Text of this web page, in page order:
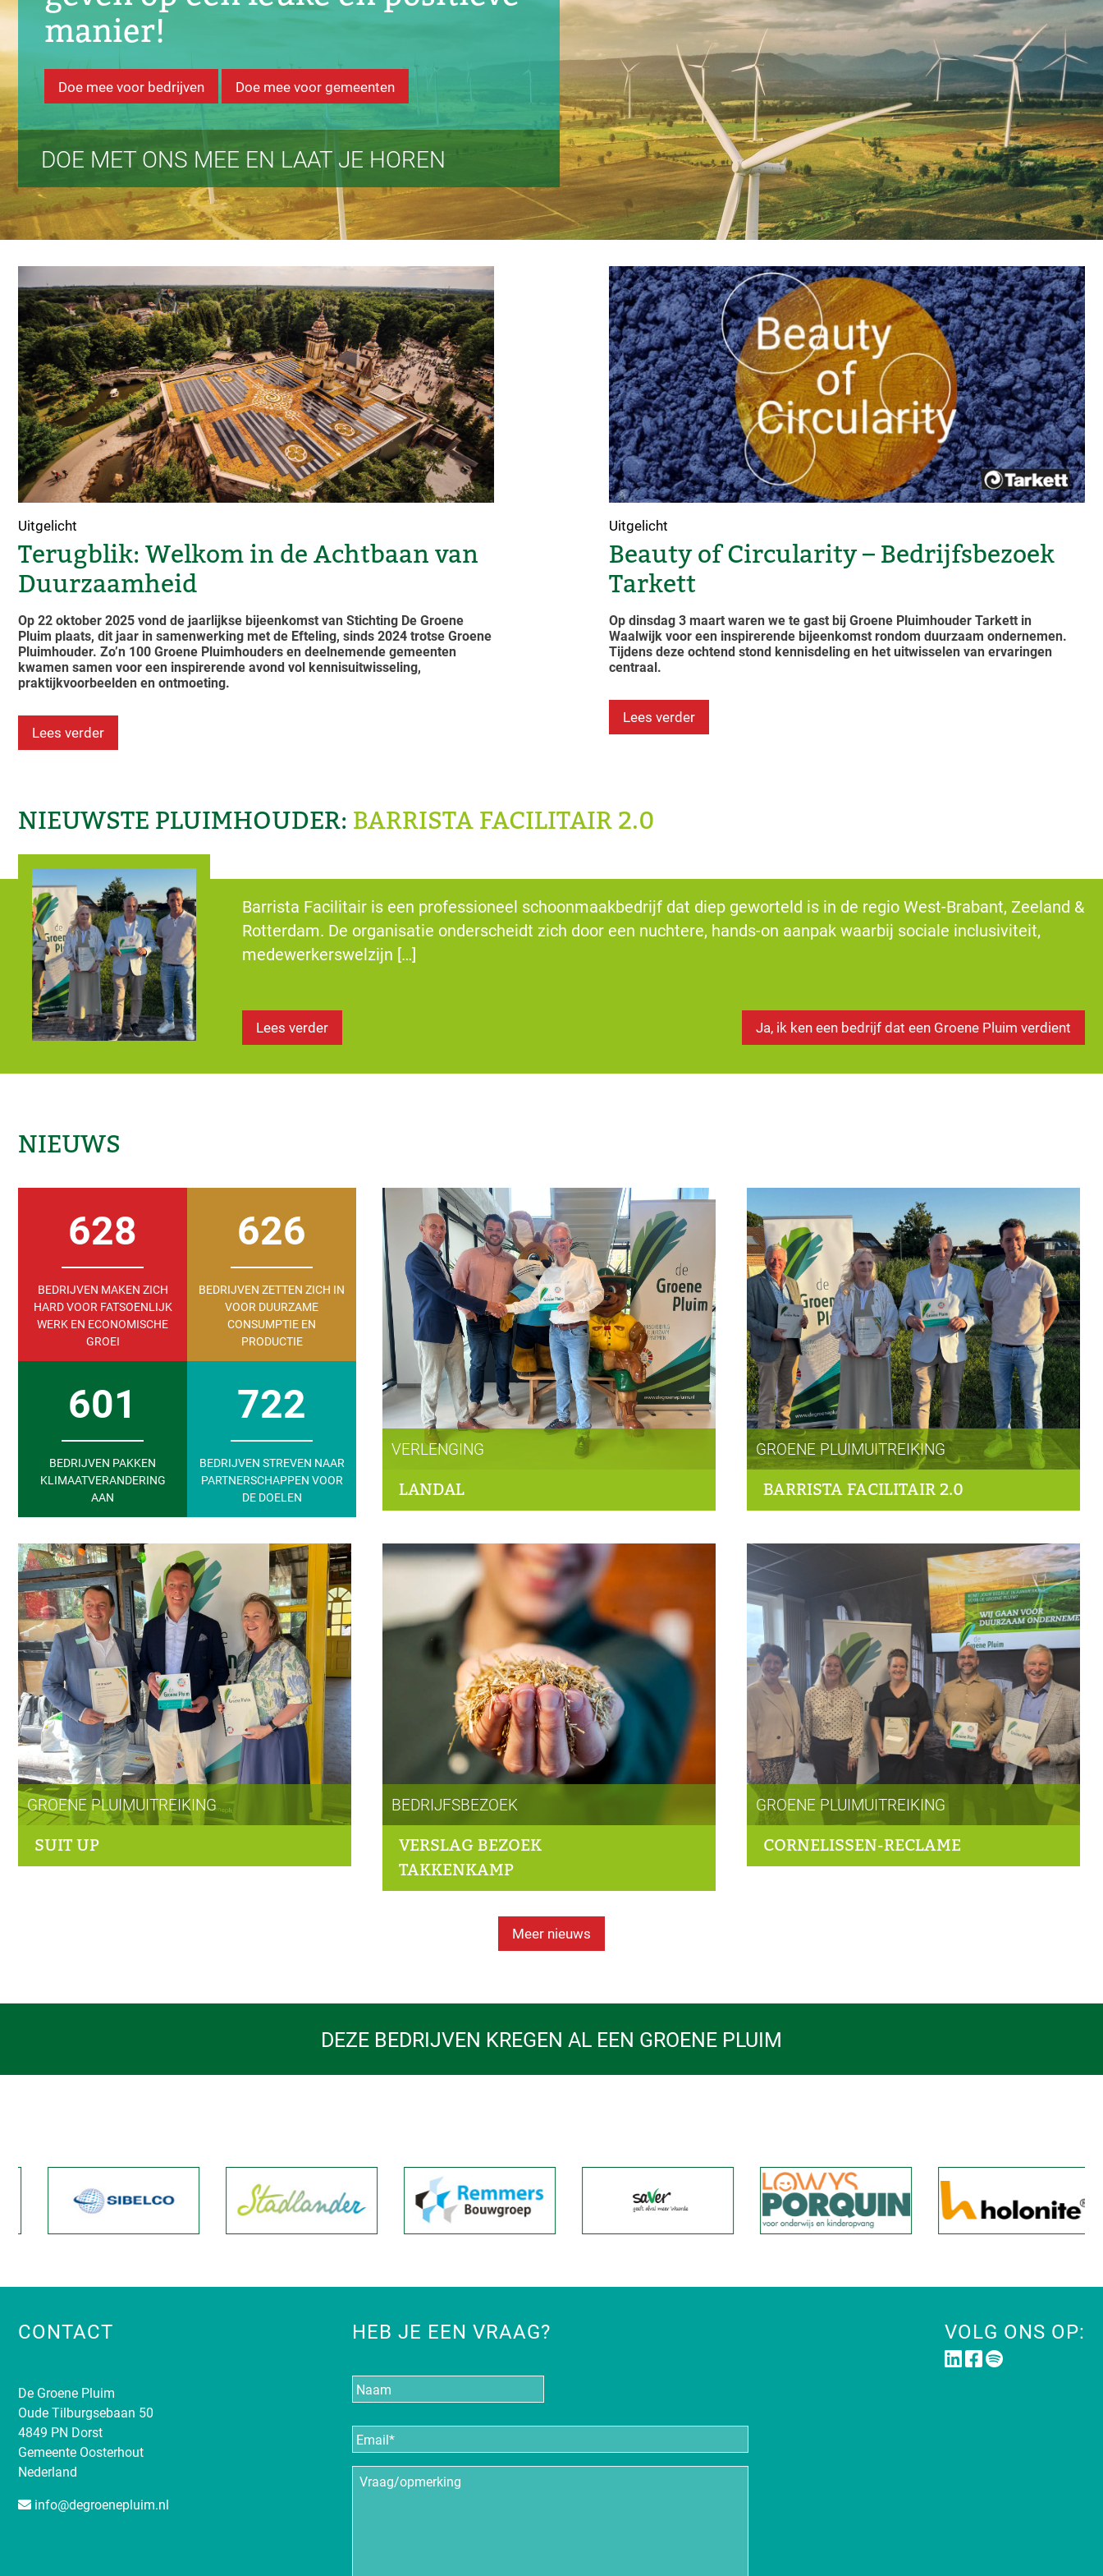
manier!
Doe mee voor bedrijven Doe mee voor gemeenten
DOE MET ONS MEE EN LAAT JE HOREN
Uitgelicht
Terugblik: Welkom in de Achtbaan van
Duurzaamheid
Op 22 oktober 2025 vond de jaarlijkse bijeenkomst van Stichting De Groene
Pluim plaats, dit jaar in samenwerking met de Efteling, sinds 2024 trotse Groene
Pluimhouder. Zo’n 100 Groene Pluimhouders en deelnemende gemeenten
kwamen samen voor een inspirerende avond vol kennisuitwisseling,
praktijkvoorbeelden en ontmoeting.
Lees verder
Uitgelicht
Beauty of Circularity – Bedrijfsbezoek
Tarkett
Op dinsdag 3 maart waren we te gast bij Groene Pluimhouder Tarkett in
Waalwijk voor een inspirerende bijeenkomst rondom duurzaam ondernemen.
Tijdens deze ochtend stond kennisdeling en het uitwisselen van ervaringen
centraal.
Lees verder
NIEUWSTE PLUIMHOUDER:BARRISTA FACILITAIR 2.0
Barrista Facilitair is een professioneel schoonmaakbedrijf dat diep geworteld is in de regio West-Brabant, Zeeland &
Rotterdam. De organisatie onderscheidt zich door een nuchtere, hands-on aanpak waarbij sociale inclusiviteit,
medewerkerswelzijn […]
Lees verder Ja, ik ken een bedrijf dat een Groene Pluim verdient
NIEUWS
628
BEDRIJVEN MAKEN ZICH
HARD VOOR FATSOENLIJK
WERK EN ECONOMISCHE
GROEI
626
BEDRIJVEN ZETTEN ZICH IN
VOOR DUURZAME
CONSUMPTIE EN
PRODUCTIE
601
BEDRIJVEN PAKKEN
KLIMAATVERANDERING
AAN
722
BEDRIJVEN STREVEN NAAR
PARTNERSCHAPPEN VOOR
DE DOELEN
VERLENGING
LANDAL
GROENE PLUIMUITREIKING
BARRISTA FACILITAIR 2.0
GROENE PLUIMUITREIKING
SUIT UP
BEDRIJFSBEZOEK
VERSLAG BEZOEK
TAKKENKAMP
GROENE PLUIMUITREIKING
CORNELISSEN-RECLAME
Meer nieuws
DEZE BEDRIJVEN KREGEN AL EEN GROENE PLUIM
CONTACT
De Groene Pluim
Oude Tilburgsebaan 50
4849 PN Dorst
Gemeente Oosterhout
Nederland
info@degroenepluim.nl
HEB JE EEN VRAAG?
E-
mailadres
Vraag/opmerking
VOLG ONS OP: